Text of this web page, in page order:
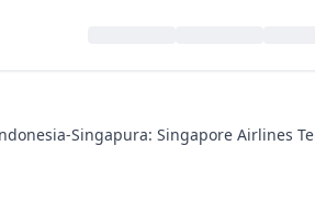
Singapore Airlines